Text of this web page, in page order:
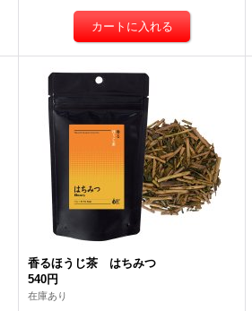
香るほうじ茶 はちみつ
540円
在庫あり